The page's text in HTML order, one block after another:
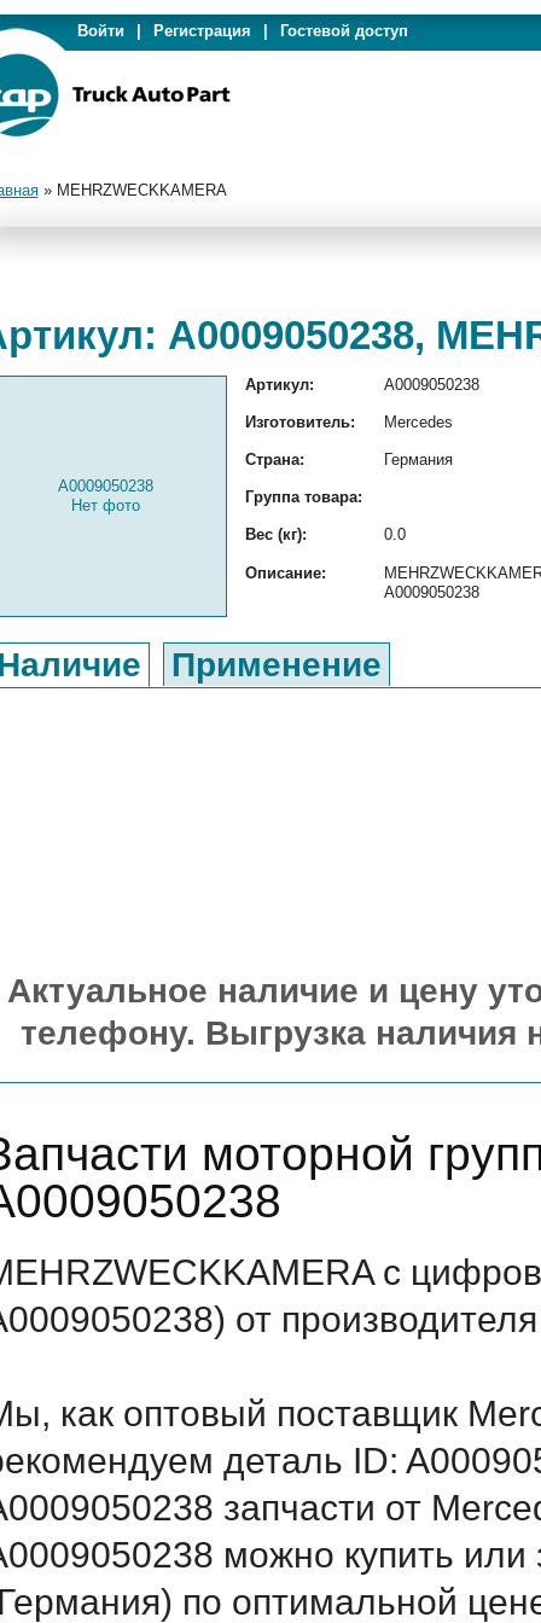
Войти Регистрация Гостевой доступ
» MEHRZWECKKAMERA
A0009050238,
A0009050238
Нет фото
Артикул: A0009050238
Изготовитель: Mercedes
Страна: Германия
Группа товара:
Вес (кг): 0.0
Описание:
A0009050238
Применение
Актуальное наличие и цену
телефону. Выгрузка наличия
моторной
с
от
как оптовый поставщик
деталь ID:
запчасти от
можно купить или
по оптимальной